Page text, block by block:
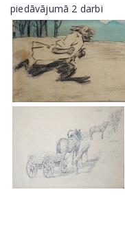
piedāvājumā 2 darbi